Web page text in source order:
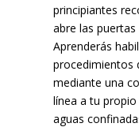
principiantes
abre las
Aprenderás
procedimientos
mediante una
línea a tu
aguas